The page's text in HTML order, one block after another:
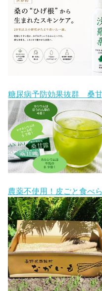
糖尿病予防効果抜群 桑甘
農薬不使用！皮ごと食べ